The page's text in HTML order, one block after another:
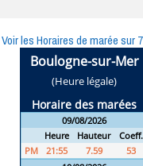
Voir les Horaires de marée sur